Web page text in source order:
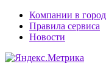
Компании в
Правила сервиса
Новости